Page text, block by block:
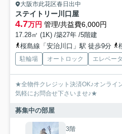
大阪市此花区春日出中
ステイトリー川口屋
4.7万円 管理/共益費6,000円
17.28㎡ (1K) /築27年 /5階建
桜島線「安治川口」駅 徒歩9分
駐輪場 オートロック エレベー
★全物件クレジット決済OK♪オンライ
気軽にお問合せ下さいませ♪★
募集中の部屋
3階